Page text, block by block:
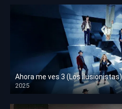
Ahora me ves 3 (Los ilusionistas)
2025
HD 1080p